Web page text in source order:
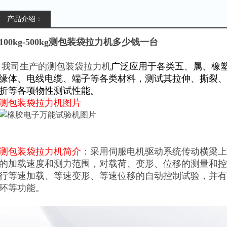
产品介绍：
500kg测包装袋拉力机多少钱一台
我司生产的测包装袋拉力机广泛应用于各类五、属、橡
体、电线电缆、端子等各类材料，测试其拉伸、撕裂
等各项物性测试性能。
包装袋拉力机图片
包装袋拉力机简介： 采用伺服电机驱动系统传动横梁
加载速度和测力范围，对载荷、变形、位移的测量和
等速加载、等速变形、等速位移的自动控制试验，并
等功能。